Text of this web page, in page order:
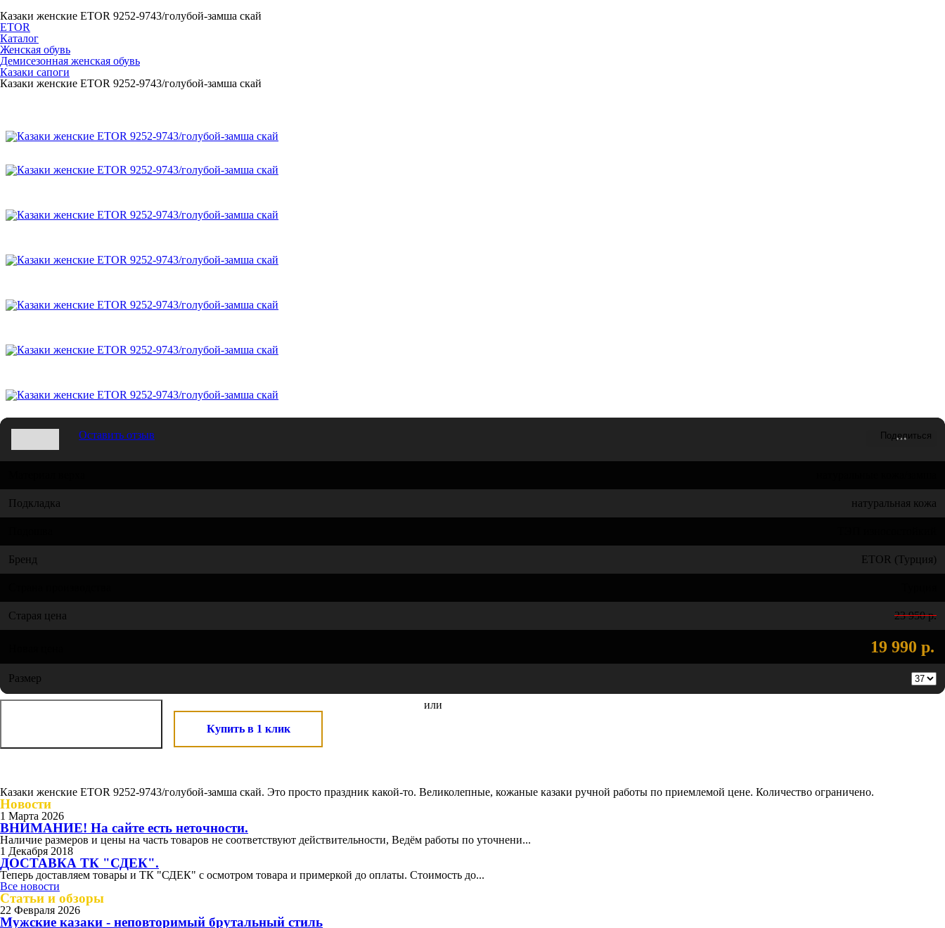
Казаки женские ETOR 9252-9743/голубой-замша скай
ETOR
Каталог
Женская обувь
Демисезонная женская обувь
Казаки сапоги
Казаки женские ETOR 9252-9743/голубой-замша скай
Оставить отзыв
Подкладка натуральная кожа
Бренд ETOR (Турция)
Старая цена 23 950 р.
19 990 р.
Размер
или
Купить в 1 клик
Казаки женские ETOR 9252-9743/голубой-замша скай. Это просто праздник какой-то. Великолепные, кожаные казаки ручной работы по приемлемой цене. Количество ограничено.
Новости
1 Марта 2026
ВНИМАНИЕ! На сайте есть неточности.
Наличие размеров и цены на часть товаров не соответствуют действительности, Ведём работы по уточнени...
1 Декабря 2018
ДОСТАВКА ТК "СДЕК".
Теперь доставляем товары и ТК "СДЕК" с осмотром товара и примеркой до оплаты. Стоимость до...
Все новости
Статьи и обзоры
22 Февраля 2026
Мужские казаки - неповторимый брутальный стиль